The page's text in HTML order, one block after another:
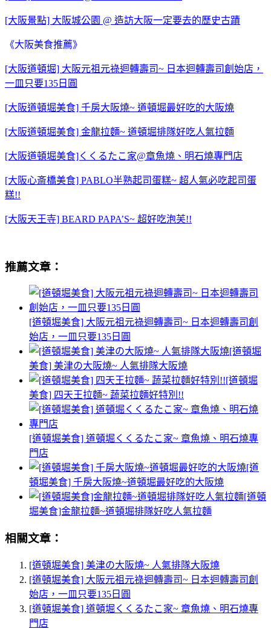
[大阪景點] 大阪城公園 @ 造訪大阪一定要去的歷史古蹟
《大阪美食推薦》
[大阪道頓堀] 大阪元祖元祿迴轉壽司~ 日本迴轉壽司創始店，
一皿只要135日圓
[大阪道頓堀美食] 千房大阪燒~ 道頓堀最好吃的大阪燒
[大阪道頓堀美食] 金龍拉麵~ 道頓堀排隊好吃人氣拉麵
[大阪道頓堀美食]くくるたこ家@章魚燒、明石燒專門店
[大阪心斎橋美食] PABLO半熟起司蛋糕~ 超人氣必吃起司蛋
糕!!
[大阪天王寺] BEARD PAPA’S~ 超好吃泡芙!!
推薦文章：
[道頓堀美食] 大阪元祖元祿迴轉壽司~ 日本迴轉壽司創
始店，一皿只要135日圓
[道頓堀
美食] 美津の大阪燒~ 人氣排隊大阪燒
[道頓堀
美食] 四天王拉麵~ 蔬菜拉麵好特別!!
[道頓堀美食] 道頓堀くくるたこ家~ 章魚燒、明石燒專
門店
[道
頓堀美食] 千房大阪燒~道頓堀最好吃的大阪燒
[道頓
堀美食]金龍拉麵~道頓堀排隊好吃人氣拉麵
相關文章：
[道頓堀美食] 美津の大阪燒~ 人氣排隊大阪燒
[道頓堀美食] 大阪元祖元祿迴轉壽司~ 日本迴轉壽司創
始店，一皿只要135日圓
[道頓堀美食] 道頓堀くくるたこ家~ 章魚燒、明石燒專
門店